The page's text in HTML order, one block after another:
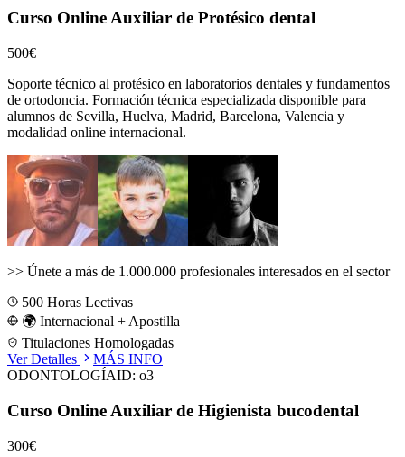
Curso Online Auxiliar de Protésico dental
500€
Soporte técnico al protésico en laboratorios dentales y fundamentos
de ortodoncia. Formación técnica especializada disponible para
alumnos de Sevilla, Huelva, Madrid, Barcelona, Valencia y
modalidad online internacional.
>> Únete a más de 1.000.000 profesionales interesados en el sector
500 Horas Lectivas
🌍 Internacional + Apostilla
Titulaciones Homologadas
Ver Detalles
MÁS INFO
ODONTOLOGÍAID: o3
Curso Online Auxiliar de Higienista bucodental
300€